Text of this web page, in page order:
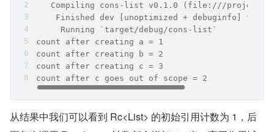
Compiling cons-list v0.1.0 (file:///projects/
Finished dev [unoptimized + debuginfo]
     Running `target/debug/cons-list`
count after creating a = 1
count after creating b = 2
count after creating c = 3
count after c goes out of scope = 2
从结果中我们可以看到 Rc<List> 的初始引用计数为 1，后